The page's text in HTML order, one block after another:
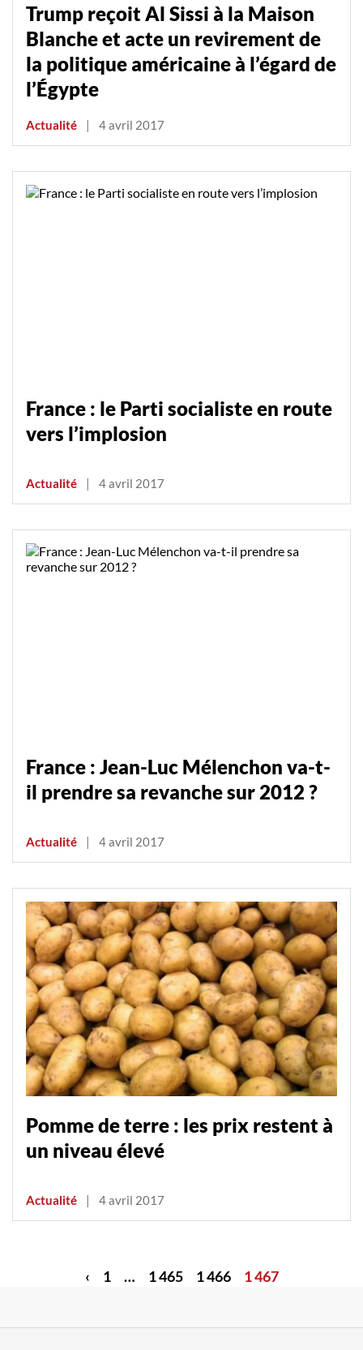
Trump reçoit Al Sissi à la Maison
Blanche et acte un revirement de
la politique américaine à l’égard de
l’Égypte
Actualité | 4 avril 2017
France : le Parti socialiste en route
vers l’implosion
Actualité | 4 avril 2017
France : Jean-Luc Mélenchon va-t-
il prendre sa revanche sur 2012 ?
Actualité | 4 avril 2017
Pomme de terre : les prix restent à
un niveau élevé
Actualité | 4 avril 2017
‹ 1 … 1 465 1 466 1 467